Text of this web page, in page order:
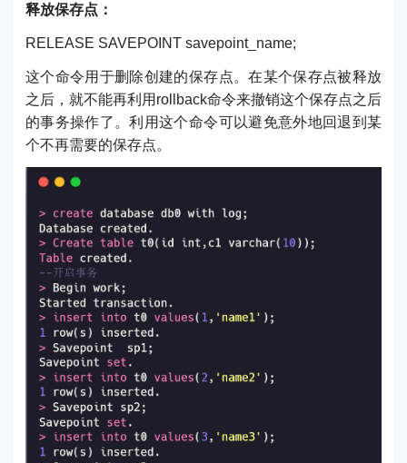
释放保存点：
RELEASE SAVEPOINT savepoint_name;
这个命令用于删除创建的保存点。在某个保存点被释放
之后，就不能再利用rollback命令来撤销这个保存点之后
的事务操作了。利用这个命令可以避免意外地回退到某
个不再需要的保存点。